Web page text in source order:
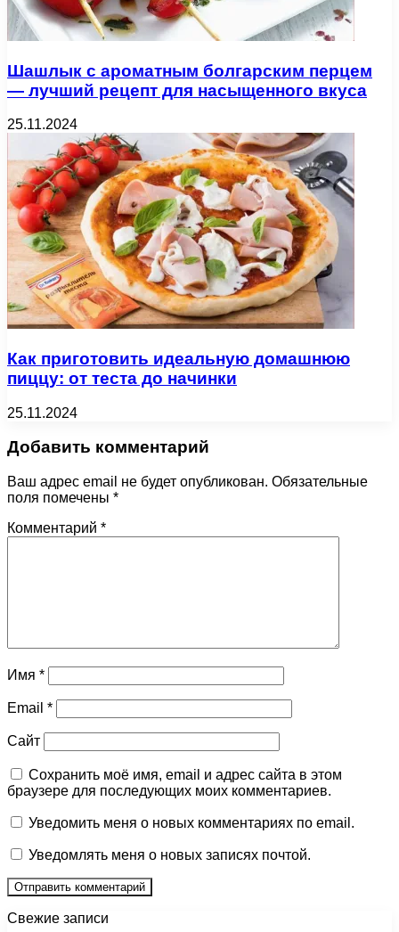
Шашлык с ароматным болгарским перцем
— лучший рецепт для насыщенного вкуса
25.11.2024
Как приготовить идеальную домашнюю
пиццу: от теста до начинки
25.11.2024
Добавить комментарий
Ваш адрес email не будет опубликован. Обязательные
поля помечены *
Комментарий *
Имя *
Email *
Сайт
Сохранить моё имя, email и адрес сайта в этом
браузере для последующих моих комментариев.
Уведомить меня о новых комментариях по email.
Уведомлять меня о новых записях почтой.
Свежие записи